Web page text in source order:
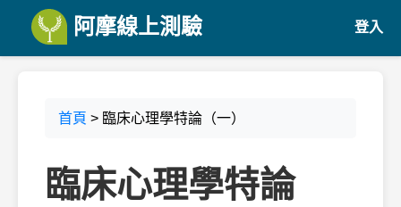
阿摩線上測驗 登入
首頁 > 臨床心理學特論（一）
臨床心理學特論